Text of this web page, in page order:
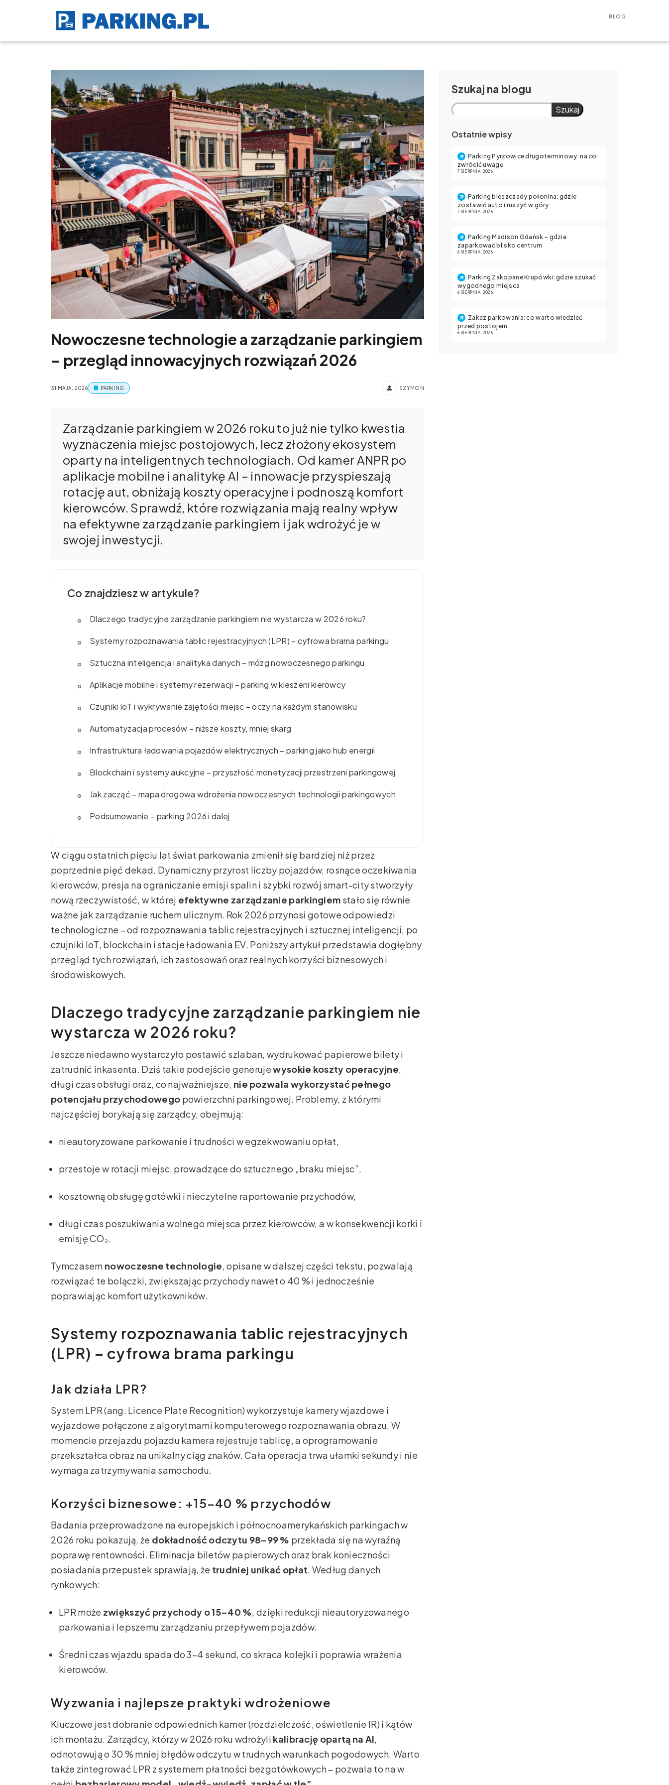
BLOG
Nowoczesne technologie a zarządzanie parkingiem
– przegląd innowacyjnych rozwiązań 2026
31 MAJA, 2026 PARKING SZYMON
Zarządzanie parkingiem w 2026 roku to już nie tylko kwestia
wyznaczenia miejsc postojowych, lecz złożony ekosystem
oparty na inteligentnych technologiach. Od kamer ANPR po
aplikacje mobilne i analitykę AI – innowacje przyspieszają
rotację aut, obniżają koszty operacyjne i podnoszą komfort
kierowców. Sprawdź, które rozwiązania mają realny wpływ
na efektywne zarządzanie parkingiem i jak wdrożyć je w
swojej inwestycji.
Co znajdziesz w artykule?
Dlaczego tradycyjne zarządzanie parkingiem nie wystarcza w 2026 roku?
Systemy rozpoznawania tablic rejestracyjnych (LPR) – cyfrowa brama parkingu
Sztuczna inteligencja i analityka danych – mózg nowoczesnego parkingu
Aplikacje mobilne i systemy rezerwacji – parking w kieszeni kierowcy
Czujniki IoT i wykrywanie zajętości miejsc – oczy na każdym stanowisku
Automatyzacja procesów – niższe koszty, mniej skarg
Infrastruktura ładowania pojazdów elektrycznych – parking jako hub energii
Blockchain i systemy aukcyjne – przyszłość monetyzacji przestrzeni parkingowej
Jak zacząć – mapa drogowa wdrożenia nowoczesnych technologii parkingowych
Podsumowanie – parking 2026 i dalej
W ciągu ostatnich pięciu lat świat parkowania zmienił się bardziej niż przez
poprzednie pięć dekad. Dynamiczny przyrost liczby pojazdów, rosnące oczekiwania
kierowców, presja na ograniczanie emisji spalin i szybki rozwój smart-city stworzyły
nową rzeczywistość, w której efektywne zarządzanie parkingiem stało się równie
ważne jak zarządzanie ruchem ulicznym. Rok 2026 przynosi gotowe odpowiedzi
technologiczne – od rozpoznawania tablic rejestracyjnych i sztucznej inteligencji, po
czujniki IoT, blockchain i stacje ładowania EV. Poniższy artykuł przedstawia dogłębny
przegląd tych rozwiązań, ich zastosowań oraz realnych korzyści biznesowych i
środowiskowych.
Dlaczego tradycyjne zarządzanie parkingiem nie
wystarcza w 2026 roku?
Jeszcze niedawno wystarczyło postawić szlaban, wydrukować papierowe bilety i
zatrudnić inkasenta. Dziś takie podejście generujewysokie koszty operacyjne,
długi czas obsługi oraz, co najważniejsze, nie pozwala wykorzystać pełnego
potencjału przychodowego powierzchni parkingowej. Problemy, z którymi
najczęściej borykają się zarządcy, obejmują:
nieautoryzowane parkowanie i trudności w egzekwowaniu opłat,
przestoje w rotacji miejsc, prowadzące do sztucznego „braku miejsc”,
kosztowną obsługę gotówki i nieczytelne raportowanie przychodów,
długi czas poszukiwania wolnego miejsca przez kierowców, a w konsekwencji korki i
emisję CO₂.
Tymczasem nowoczesne technologie, opisane w dalszej części tekstu, pozwalają
rozwiązać te bolączki, zwiększając przychody nawet o 40 % i jednocześnie
poprawiając komfort użytkowników.
Systemy rozpoznawania tablic rejestracyjnych
(LPR) – cyfrowa brama parkingu
Jak działa LPR?
System LPR (ang. Licence Plate Recognition) wykorzystuje kamery wjazdowe i
wyjazdowe połączone z algorytmami komputerowego rozpoznawania obrazu. W
momencie przejazdu pojazdu kamera rejestruje tablicę, a oprogramowanie
przekształca obraz na unikalny ciąg znaków. Cała operacja trwa ułamki sekundy i nie
wymaga zatrzymywania samochodu.
Korzyści biznesowe: +15–40 % przychodów
Badania przeprowadzone na europejskich i północnoamerykańskich parkingach w
2026 roku pokazują, że dokładność odczytu 98–99 % przekłada się na wyraźną
poprawę rentowności. Eliminacja biletów papierowych oraz brak konieczności
posiadania przepustek sprawiają, że trudniej unikać opłat. Według danych
rynkowych:
LPR może zwiększyć przychody o 15–40 %, dzięki redukcji nieautoryzowanego
parkowania i lepszemu zarządzaniu przepływem pojazdów.
Średni czas wjazdu spada do 3–4 sekund, co skraca kolejki i poprawia wrażenia
kierowców.
Wyzwania i najlepsze praktyki wdrożeniowe
Kluczowe jest dobranie odpowiednich kamer (rozdzielczość, oświetlenie IR) i kątów
ich montażu. Zarządcy, którzy w 2026 roku wdrożyli kalibrację opartą na AI,
odnotowują o 30 % mniej błędów odczytu w trudnych warunkach pogodowych. Warto
także zintegrować LPR z systemem płatności bezgotówkowych – pozwala to na w
Szukaj
Szukaj
Ostatnie wpisy
Parking Pyrzowice długoterminowy: na co
zwrócić uwagę
7 SIERPNIA, 2026
Parking bieszczady połonina: gdzie
zostawić auto i ruszyć w góry
7 SIERPNIA, 2026
Parking Madison Gdańsk – gdzie
zaparkować blisko centrum
6 SIERPNIA, 2026
Parking Zakopane Krupówki: gdzie szukać
wygodnego miejsca
6 SIERPNIA, 2026
Zakaz parkowania: co warto wiedzieć
przed postojem
6 SIERPNIA, 2026